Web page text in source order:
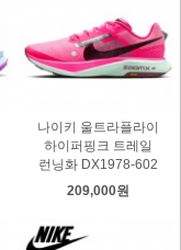
나이키 울트라플라이
하이퍼핑크 트레일
런닝화 DX1978-602
209,000원